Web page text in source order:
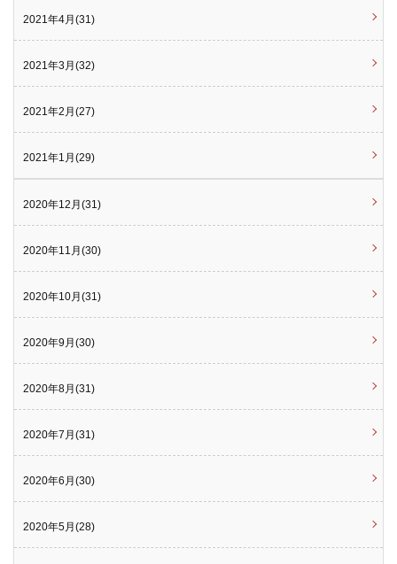
2021年4月(31)
2021年3月(32)
2021年2月(27)
2021年1月(29)
2020年12月(31)
2020年11月(30)
2020年10月(31)
2020年9月(30)
2020年8月(31)
2020年7月(31)
2020年6月(30)
2020年5月(28)